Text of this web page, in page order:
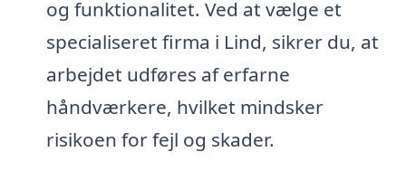
og funktionalitet. Ved at vælge et
specialiseret firma i Lind, sikrer du, at
arbejdet udføres af erfarne
håndværkere, hvilket mindsker
risikoen for fejl og skader.